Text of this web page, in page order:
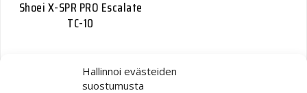
Hallinnoi evästeiden
suostumusta
Shoei X-SPR PRO Escalate
TC-10